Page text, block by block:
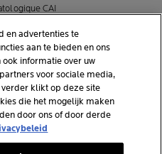
CAI
cosmetische
en haar partners van januari tot
in Nederland.
en advertenties te
aan te bieden en ons
ook informatie over uw
voor sociale media,
klikt op deze site
die het mogelijk maken
door ons of door derde